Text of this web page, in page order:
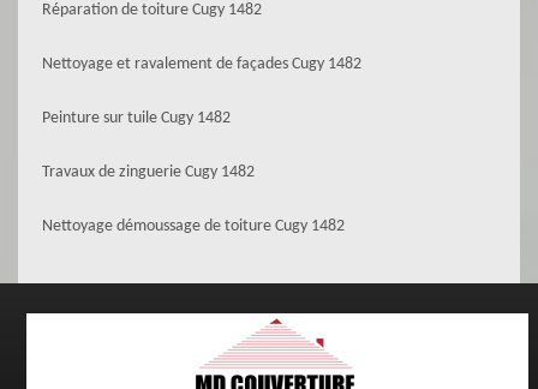
Réparation de toiture Cugy 1482
Nettoyage et ravalement de façades Cugy 1482
Peinture sur tuile Cugy 1482
Travaux de zinguerie Cugy 1482
Nettoyage démoussage de toiture Cugy 1482